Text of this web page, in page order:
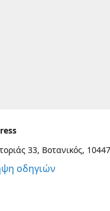
33, Βοτανικός, 10447
οδηγιών